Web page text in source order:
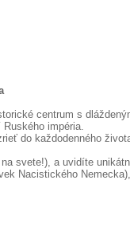
centrum s
impéria.
do každodenného
svete!), a uvidíte
Nacistického Nemecka),